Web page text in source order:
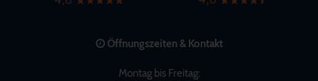
Öffnungszeiten & Kontakt
Montag bis Freitag: